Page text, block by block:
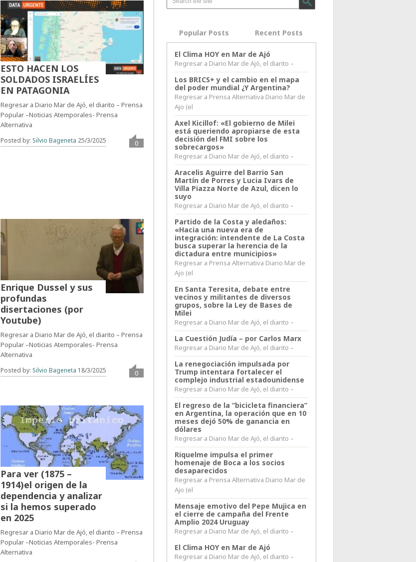
ESTO HACEN LOS
SOLDADOS ISRAELÍES
EN PATAGONIA
Regresar a Diario Mar de Ajó, el diarito – Prensa
Popular –Noticias Atemporales- Prensa
Alternativa
Posted by: Silvio Bageneta 25/3/2025 0
Enrique Dussel y sus
profundas
disertaciones (por
Youtube)
Regresar a Diario Mar de Ajó, el diarito – Prensa
Popular –Noticias Atemporales- Prensa
Alternativa
Posted by: Silvio Bageneta 18/3/2025 0
Para ver (1875 –
1914)el origen de la
dependencia y analizar
si la hemos superado
en 2025
Regresar a Diario Mar de Ajó, el diarito – Prensa
Popular –Noticias Atemporales- Prensa
Alternativa
Popular Posts Recent Posts
El Clima HOY en Mar de Ajó
Regresar a Diario Mar de Ajó, el diarito –
Los BRICS+ y el cambio en el mapa
del poder mundial ¿Y Argentina?
Regresar a Prensa Alternativa Diario Mar de
Ajo (el
Axel Kicillof: «El gobierno de Milei
está queriendo apropiarse de esta
decisión del FMI sobre los
sobrecargos»
Regresar a Diario Mar de Ajó, el diarito –
Aracelis Aguirre del Barrio San
Martín de Porres y Lucia Ivars de
Villa Piazza Norte de Azul, dicen lo
suyo
Regresar a Diario Mar de Ajó, el diarito –
Partido de la Costa y aledaños:
«Hacia una nueva era de
integración: intendente de La Costa
busca superar la herencia de la
dictadura entre municipios»
Regresar a Prensa Alternativa Diario Mar de
Ajo (el
En Santa Teresita, debate entre
vecinos y militantes de diversos
grupos, sobre la Ley de Bases de
Milei
Regresar a Diario Mar de Ajó, el diarito –
La Cuestión Judía – por Carlos Marx
Regresar a Diario Mar de Ajó, el diarito –
La renegociación impulsada por
Trump intentara fortalecer el
complejo industrial estadounidense
Regresar a Diario Mar de Ajó, el diarito –
El regreso de la “bicicleta financiera”
en Argentina, la operación que en 10
meses dejó 50% de ganancia en
dólares
Regresar a Diario Mar de Ajó, el diarito –
Riquelme impulsa el primer
homenaje de Boca a los socios
desaparecidos
Regresar a Prensa Alternativa Diario Mar de
Ajo (el
Mensaje emotivo del Pepe Mujica en
el cierre de campaña del Frente
Amplio 2024 Uruguay
Regresar a Diario Mar de Ajó, el diarito –
El Clima HOY en Mar de Ajó
Regresar a Diario Mar de Ajó, el diarito –